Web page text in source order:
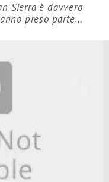
Sierra è davvero
preso parte…